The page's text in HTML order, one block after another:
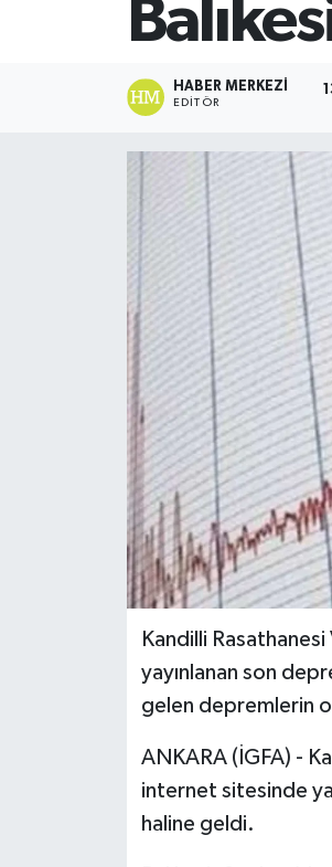
HABER MERKEZI
EDITÖR
Kandilli
yayınlanan son
gelen depremlerin
ANKARA (İGFA) -
internet sitesinde
haline geldi.
SİYASET
Teknoloji
TRABZON
TRABZONSPOR